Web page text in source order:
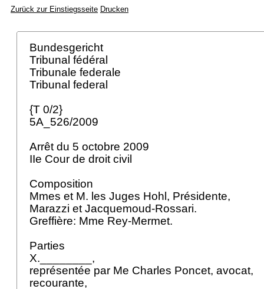
Zurück zur Einstiegsseite Drucken
Bundesgericht
Tribunal fédéral
Tribunale federale
Tribunal federal
{T 0/2}
5A_526/2009
Arrêt du 5 octobre 2009
IIe Cour de droit civil
Composition
Mmes et M. les Juges Hohl, Présidente,
Marazzi et Jacquemoud-Rossari.
Greffière: Mme Rey-Mermet.
Parties
X.________,
représentée par Me Charles Poncet, avocat,
recourante,